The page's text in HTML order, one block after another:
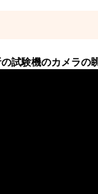
試験機のカメラの